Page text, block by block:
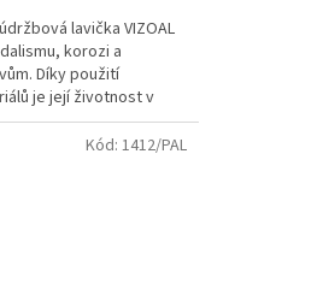
lavička VIZOAL
korozi a
Díky použití
je její životnost v
Kód: 1412/PAL